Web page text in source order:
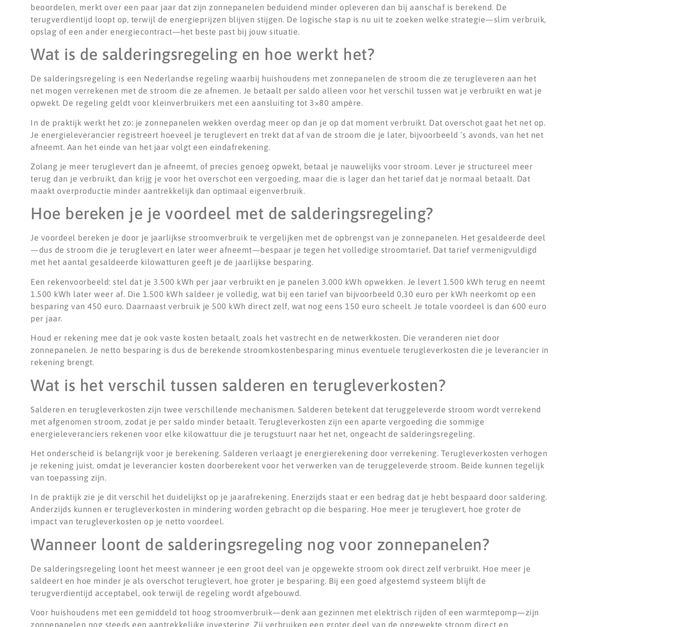
beoordelen, merkt over een paar jaar dat zijn zonnepanelen beduidend minder opleveren dan bij aanschaf is berekend. De
terugverdientijd loopt op, terwijl de energieprijzen blijven stijgen. De logische stap is nu uit te zoeken welke strategie—slim verbruik,
opslag of een ander energiecontract—het beste past bij jouw situatie.
Wat is de salderingsregeling en hoe werkt het?
De salderingsregeling is een Nederlandse regeling waarbij huishoudens met zonnepanelen de stroom die ze terugleveren aan het
net mogen verrekenen met de stroom die ze afnemen. Je betaalt per saldo alleen voor het verschil tussen wat je verbruikt en wat je
opwekt. De regeling geldt voor kleinverbruikers met een aansluiting tot 3×80 ampère.
In de praktijk werkt het zo: je zonnepanelen wekken overdag meer op dan je op dat moment verbruikt. Dat overschot gaat het net op.
Je energieleverancier registreert hoeveel je teruglevert en trekt dat af van de stroom die je later, bijvoorbeeld ’s avonds, van het net
afneemt. Aan het einde van het jaar volgt een eindafrekening.
Zolang je meer teruglevert dan je afneemt, of precies genoeg opwekt, betaal je nauwelijks voor stroom. Lever je structureel meer
terug dan je verbruikt, dan krijg je voor het overschot een vergoeding, maar die is lager dan het tarief dat je normaal betaalt. Dat
maakt overproductie minder aantrekkelijk dan optimaal eigenverbruik.
Hoe bereken je je voordeel met de salderingsregeling?
Je voordeel bereken je door je jaarlijkse stroomverbruik te vergelijken met de opbrengst van je zonnepanelen. Het gesaldeerde deel
—dus de stroom die je teruglevert en later weer afneemt—bespaar je tegen het volledige stroomtarief. Dat tarief vermenigvuldigd
met het aantal gesaldeerde kilowatturen geeft je de jaarlijkse besparing.
Een rekenvoorbeeld: stel dat je 3.500 kWh per jaar verbruikt en je panelen 3.000 kWh opwekken. Je levert 1.500 kWh terug en neemt
1.500 kWh later weer af. Die 1.500 kWh saldeer je volledig, wat bij een tarief van bijvoorbeeld 0,30 euro per kWh neerkomt op een
besparing van 450 euro. Daarnaast verbruik je 500 kWh direct zelf, wat nog eens 150 euro scheelt. Je totale voordeel is dan 600 euro
per jaar.
Houd er rekening mee dat je ook vaste kosten betaalt, zoals het vastrecht en de netwerkkosten. Die veranderen niet door
zonnepanelen. Je netto besparing is dus de berekende stroomkostenbesparing minus eventuele terugleverkosten die je leverancier in
rekening brengt.
Wat is het verschil tussen salderen en terugleverkosten?
Salderen en terugleverkosten zijn twee verschillende mechanismen. Salderen betekent dat teruggeleverde stroom wordt verrekend
met afgenomen stroom, zodat je per saldo minder betaalt. Terugleverkosten zijn een aparte vergoeding die sommige
energieleveranciers rekenen voor elke kilowattuur die je terugstuurt naar het net, ongeacht de salderingsregeling.
Het onderscheid is belangrijk voor je berekening. Salderen verlaagt je energierekening door verrekening. Terugleverkosten verhogen
je rekening juist, omdat je leverancier kosten doorberekent voor het verwerken van de teruggeleverde stroom. Beide kunnen tegelijk
van toepassing zijn.
In de praktijk zie je dit verschil het duidelijkst op je jaarafrekening. Enerzijds staat er een bedrag dat je hebt bespaard door saldering.
Anderzijds kunnen er terugleverkosten in mindering worden gebracht op die besparing. Hoe meer je teruglevert, hoe groter de
impact van terugleverkosten op je netto voordeel.
Wanneer loont de salderingsregeling nog voor zonnepanelen?
De salderingsregeling loont het meest wanneer je een groot deel van je opgewekte stroom ook direct zelf verbruikt. Hoe meer je
saldeert en hoe minder je als overschot teruglevert, hoe groter je besparing. Bij een goed afgestemd systeem blijft de
terugverdientijd acceptabel, ook terwijl de regeling wordt afgebouwd.
Voor huishoudens met een gemiddeld tot hoog stroomverbruik—denk aan gezinnen met elektrisch rijden of een warmtepomp—zijn
zonnepanelen nog steeds een aantrekkelijke investering. Zij verbruiken een groter deel van de opgewekte stroom direct en